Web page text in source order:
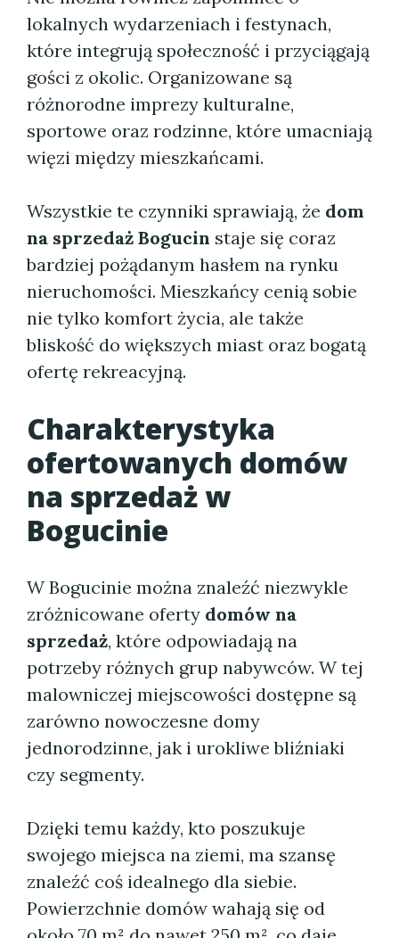
lokalnych wydarzeniach i festynach,
które integrują społeczność i przyciągają
gości z okolic. Organizowane są
różnorodne imprezy kulturalne,
sportowe oraz rodzinne, które umacniają
więzi między mieszkańcami.
Wszystkie te czynniki sprawiają, że dom
na sprzedaż Bogucin staje się coraz
bardziej pożądanym hasłem na rynku
nieruchomości. Mieszkańcy cenią sobie
nie tylko komfort życia, ale także
bliskość do większych miast oraz bogatą
ofertę rekreacyjną.
Charakterystyka
ofertowanych domów
na sprzedaż w
Bogucinie
W Bogucinie można znaleźć niezwykle
zróżnicowane oferty domów na
sprzedaż, które odpowiadają na
potrzeby różnych grup nabywców. W tej
malowniczej miejscowości dostępne są
zarówno nowoczesne domy
jednorodzinne, jak i urokliwe bliźniaki
czy segmenty.
Dzięki temu każdy, kto poszukuje
swojego miejsca na ziemi, ma szansę
znaleźć coś idealnego dla siebie.
Powierzchnie domów wahają się od